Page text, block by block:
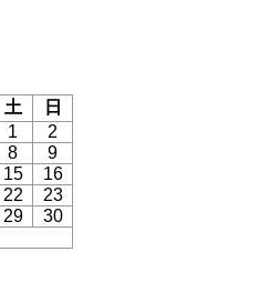
土
日
1
2
8
9
15
16
22
23
29
30